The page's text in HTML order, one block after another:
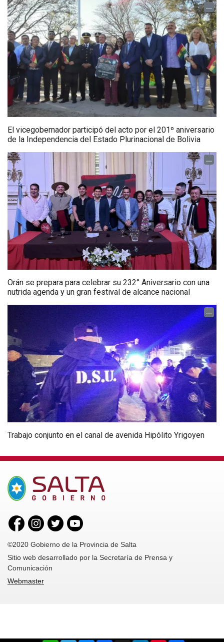
...
El vicegobernador participó del acto por el 201º aniversario
de la Independencia del Estado Plurinacional de Bolivia
...
Orán se prepara para celebrar su 232° Aniversario con una
nutrida agenda y un gran festival de alcance nacional
...
Trabajo conjunto en el canal de avenida Hipólito Yrigoyen
©2020 Gobierno de la Provincia de Salta
Sitio web desarrollado por la Secretaría de Prensa y
Comunicación
Webmaster